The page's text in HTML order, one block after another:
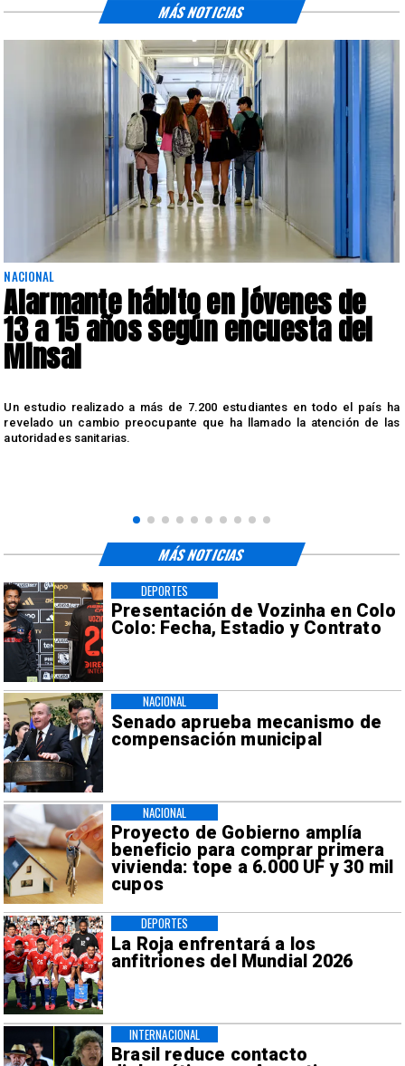
NACIONAL
Alarmante hábito en jóvenes de
13 a 15 años según encuesta del
Minsal
Un estudio realizado a más de 7.200 estudiantes en todo el país ha
revelado un cambio preocupante que ha llamado la atención de las
autoridades sanitarias.
MÁS NOTICIAS
Presentación de Vozinha en Colo
Colo: Fecha, Estadio y Contrato
DEPORTES
Senado aprueba mecanismo de
compensación municipal
NACIONAL
Proyecto de Gobierno amplía
beneficio para comprar primera
vivienda: tope a 6.000 UF y 30 mil
cupos
NACIONAL
La Roja enfrentará a los
anfitriones del Mundial 2026
DEPORTES
Brasil reduce contacto
INTERNACIONAL
MÁS NOTICIAS